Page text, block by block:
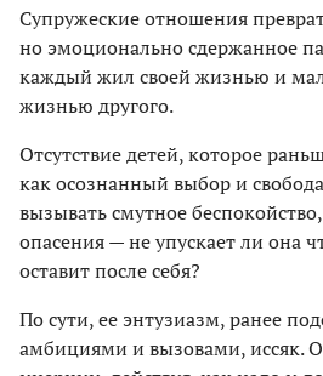
Супружеские отношения
но эмоционально сдержанное
каждый жил своей жизнью и
жизнью другого.
Отсутствие детей, которое
как осознанный выбор и
вызывать смутное
опасения — не упускает ли она
оставит после себя?
По сути, ее энтузиазм, ранее
амбициями и вызовами, иссяк.